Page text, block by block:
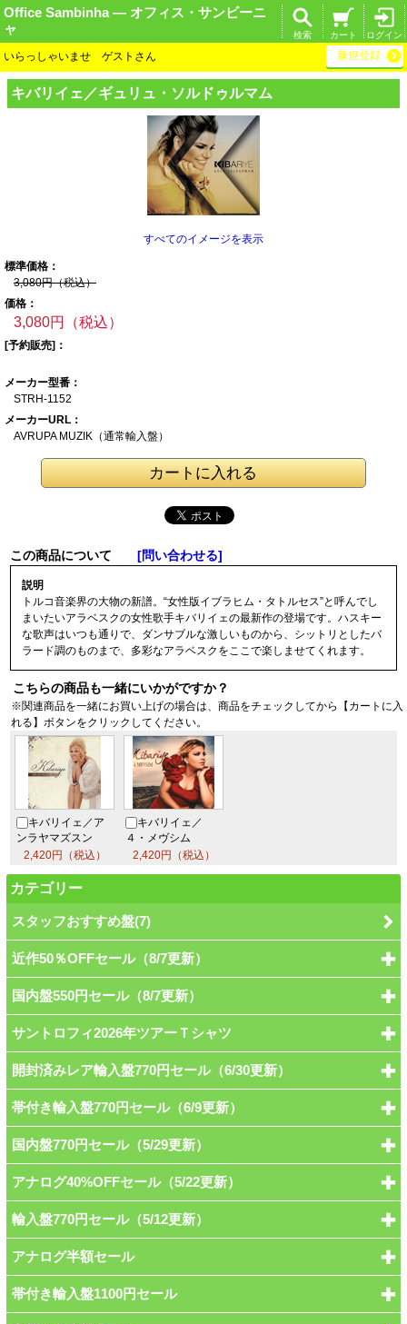
Office Sambinha ― オフィス・サンビーニ
ャ
ログイン
カート
検索
いらっしゃいませ ゲストさん 新規登録
キバリイェ／ギュ リュ・ソルドゥルマム
すべてのイメージを表示
標準価格：
3,080円（税込）
価格：
3,080円（税込）
[予約販売]：
メーカー型番：
STRH-1152
メーカーURL：
AVRUPA MUZIK（通常輸入盤）
この商品について [問い合わせる]
説明
トルコ音楽界の大物の新譜。“女性版イブラヒム・タトルセス”と呼んでし
まいたいアラベスクの女性歌手キバリイェの最新作の登場です。ハスキー
な歌声はいつも通りで、ダンサブルな激しいものから、シットリとしたバ
ラード調のものまで、多彩なアラベスクをここで楽しませてくれます。
こちらの商品も一緒にいかがですか？
※関連商品を一緒にお買い上げの場合は、商品をチェックしてから【カートに入
れる】ボタンをクリックしてください。
キバリイェ／ア
ンラヤマズスン
2,420円（税込）
キバリイェ／
４・メヴシム
2,420円（税込）
カテゴリー
スタッフおすすめ盤(7)
近作50％OFFセール（8/7更新）
国内盤550円セール（8/7更新）
サントロフィ2026年ツアーＴシャツ
開封済みレア輸入盤770円セール（6/30更新）
帯付き輸入盤770円セール（6/9更新）
国内盤770円セール（5/29更新）
アナログ40%OFFセール（5/22更新）
輸入盤770円セール（5/12更新）
アナログ半額セール
帯付き輸入盤1100円セール